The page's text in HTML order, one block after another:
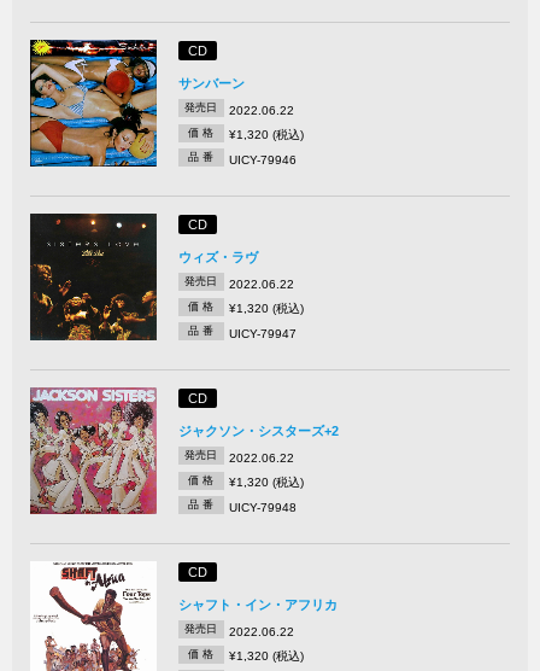
CD
サンバーン
発売日 2022.06.22
価 格 ¥1,320 (税込)
品 番 UICY-79946
CD
ウィズ・ラヴ
発売日 2022.06.22
価 格 ¥1,320 (税込)
品 番 UICY-79947
CD
ジャクソン・シスターズ+2
発売日 2022.06.22
価 格 ¥1,320 (税込)
品 番 UICY-79948
CD
シャフト・イン・アフリカ
発売日 2022.06.22
価 格 ¥1,320 (税込)